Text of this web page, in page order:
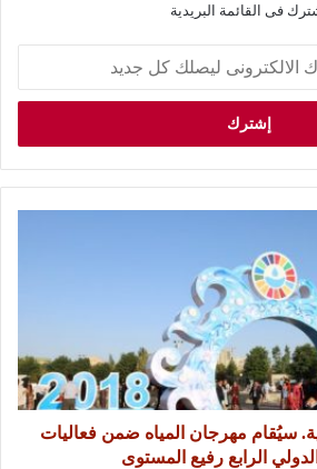
فى القائمة البريدية
سيُقام مهرجان المياه ضمن فعاليات
الرابع رفيع المستوى